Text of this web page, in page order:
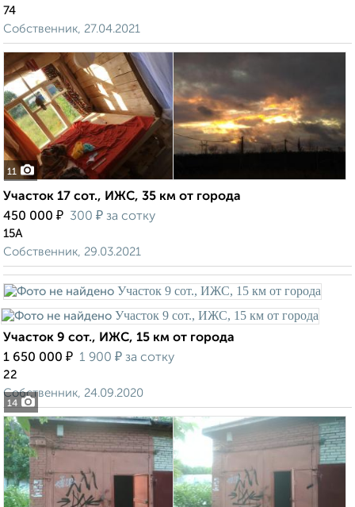
74
Собственник, 27.04.2021
11
Участок 17 сот., ИЖС, 35 км от города
450 000 ₽ 300 ₽ за сотку
15А
Собственник, 29.03.2021
14
Участок 9 сот., ИЖС, 15 км от города
1 650 000 ₽ 1 900 ₽ за сотку
22
Собственник, 24.09.2020